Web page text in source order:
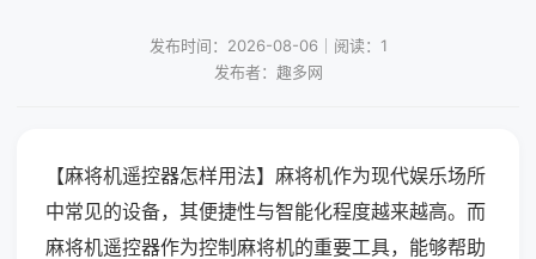
发布时间：2026-08-06｜阅读：1
发布者：趣多网
【麻将机遥控器怎样用法】麻将机作为现代娱乐场所
中常见的设备，其便捷性与智能化程度越来越高。而
麻将机遥控器作为控制麻将机的重要工具，能够帮助